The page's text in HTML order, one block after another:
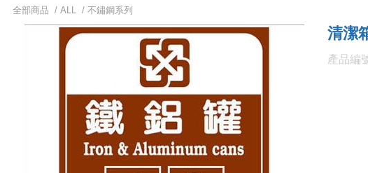
全部商品 / ALL / 不鏽鋼系列
清潔
產品編